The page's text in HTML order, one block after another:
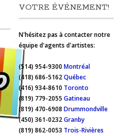
VOTRE ÉVÉNEMENT!
N'hésitez pas à contacter notre
équipe d'agents d'artistes:
(514) 954-9300 Montréal
(418) 686-5162Québec
(416) 934-8610 Toronto
(819) 779-2055 Gatineau
(819) 470-6908 Drummondville
(450) 361-0232Granby
(819) 862-0053 Trois-Rivières